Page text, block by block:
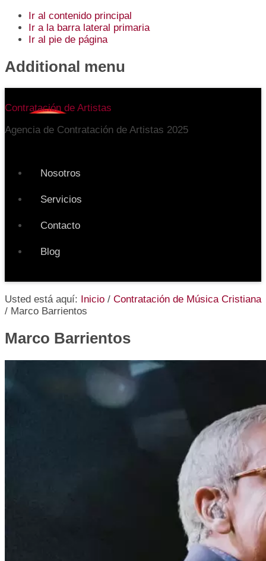
Ir al contenido principal
Ir a la barra lateral primaria
Ir al pie de página
Additional menu
Contratación de Artistas
Agencia de Contratación de Artistas 2025
Nosotros
Servicios
Contacto
Blog
Usted está aquí: Inicio / Contratación de Música Cristiana
/ Marco Barrientos
Marco Barrientos